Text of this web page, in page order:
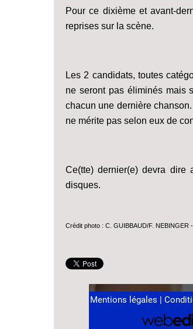
Pour ce dixième et avant-
reprises sur la scène.
Les 2 candidats, toutes
ne seront pas éliminés mais
chacun une dernière
ne mérite pas selon eux de
Ce(tte) dernier(e) devra dire
disques.
Crédit photo : C. GUIBBAUD/F. NEBINGER